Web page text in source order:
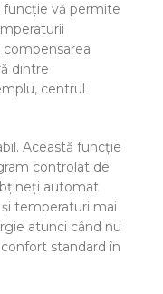
funcţie vă permite
dintre
centrul
Această funcţie
controlat de
automat
temperaturi mai
atunci când nu
standard în